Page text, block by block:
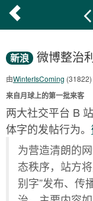
新浪 微博整治
由WinterIsComing
来自月球上的第一批来客
两大社交平台 B
体字的发帖行为。
为营造清朗的
态秩序，站方
别字”发布、传